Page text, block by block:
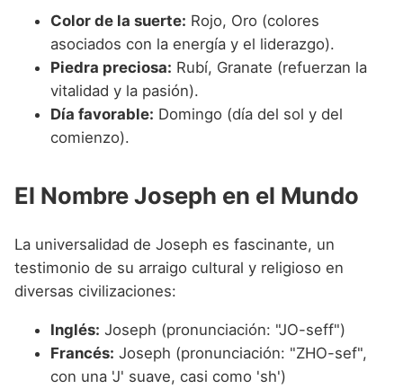
Color de la suerte: Rojo, Oro (colores
asociados con la energía y el liderazgo).
Piedra preciosa: Rubí, Granate (refuerzan la
vitalidad y la pasión).
Día favorable: Domingo (día del sol y del
comienzo).
El Nombre Joseph en el Mundo
La universalidad de Joseph es fascinante, un
testimonio de su arraigo cultural y religioso en
diversas civilizaciones:
Inglés: Joseph (pronunciación: "JO-seff")
Francés: Joseph (pronunciación: "ZHO-sef",
con una 'J' suave, casi como 'sh')